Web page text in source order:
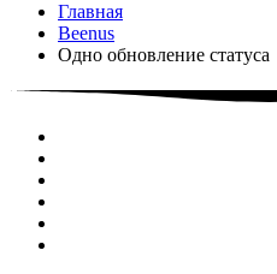
Главная
Beenus
Одно обновление статуса